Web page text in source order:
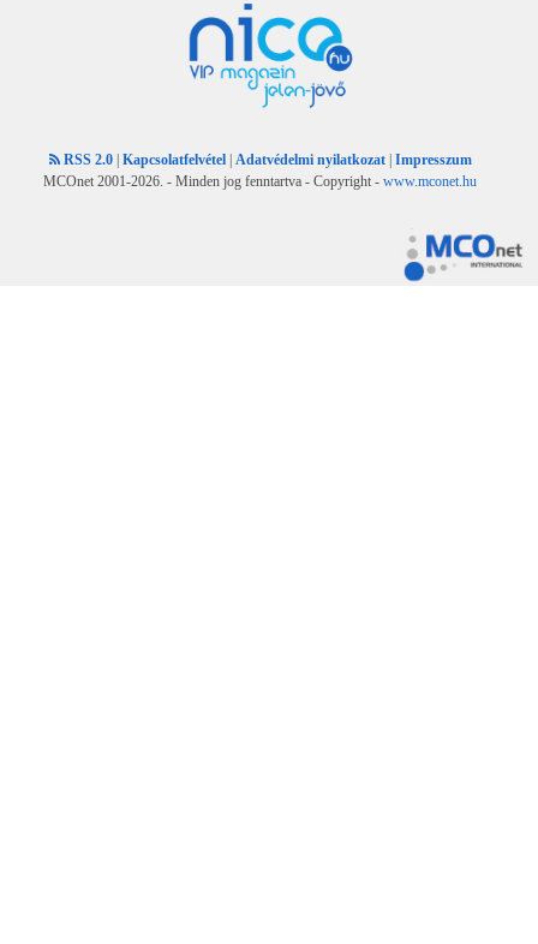
RSS 2.0 Kapcsolatfelvétel Adatvédelmi nyilatkozat
Impresszum
MCOnet 2001-2026. - Minden jog fenntartva - Copyright - www.mconet.hu